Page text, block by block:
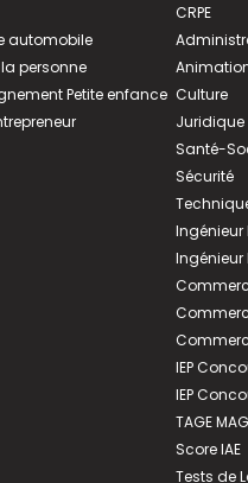
automobile
personne
Petite enfance
CRPE
Culture
Juridique
Santé-
Sécurité
Ingénieur
Ingénieur
IEP
IEP
TAGE
Score IAE
Tests de